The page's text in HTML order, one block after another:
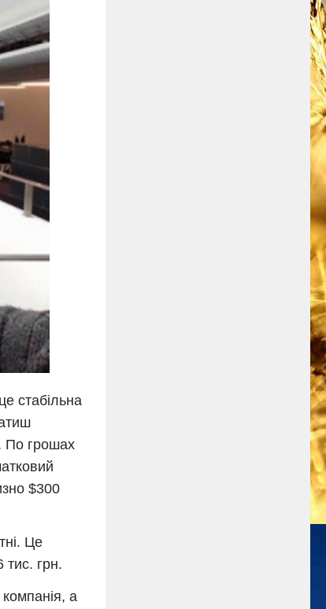
стабільна
По грошах
$300
Це
тис. грн.
а